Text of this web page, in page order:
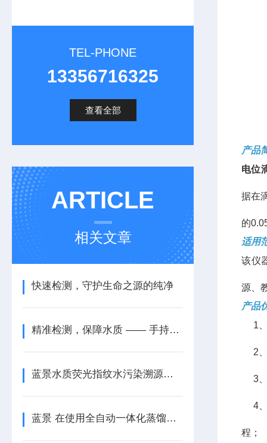
TEL-PHONE
13356716325
查看全部
ARTICLE
相关文章
快速检测，守护生命之源的纯净
精准检测，保障水质 —— 手持式多参数水质检测仪
蓝景水质荧光指纹水污染溯源仪维持高精度的办法
蓝景 在使用全自动一体化蒸馏仪时需要注意什么？
产品
电位
据在
的
适用
该仪
源、
产品
1、
2、
3、
4、
程；